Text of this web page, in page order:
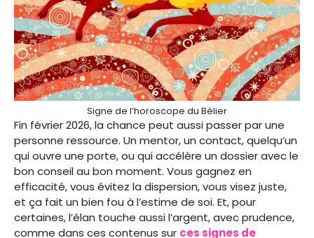
Signe de l’horoscope du Bélier
Fin février 2026, la chance peut aussi passer par une
personne ressource. Un mentor, un contact, quelqu’un
qui ouvre une porte, ou qui accélère un dossier avec le
bon conseil au bon moment. Vous gagnez en
efficacité, vous évitez la dispersion, vous visez juste,
et ça fait un bien fou à l’estime de soi. Et, pour
certaines, l’élan touche aussi l’argent, avec prudence,
comme dans ces contenus sur ces signes de